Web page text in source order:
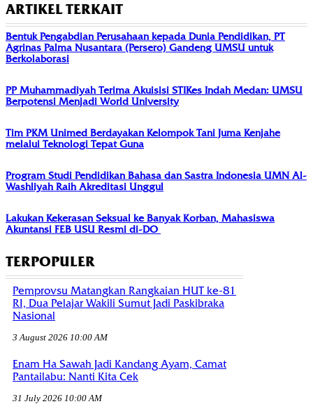
ARTIKEL TERKAIT
Bentuk Pengabdian Perusahaan kepada Dunia Pendidikan, PT
Agrinas Palma Nusantara (Persero) Gandeng UMSU untuk
Berkolaborasi
PP Muhammadiyah Terima Akuisisi STIKes Indah Medan: UMSU
Berpotensi Menjadi World University
Tim PKM Unimed Berdayakan Kelompok Tani Juma Kenjahe
melalui Teknologi Tepat Guna
Program Studi Pendidikan Bahasa dan Sastra Indonesia UMN Al-
Washliyah Raih Akreditasi Unggul
Lakukan Kekerasan Seksual ke Banyak Korban, Mahasiswa
Akuntansi FEB USU Resmi di-DO
TERPOPULER
Pemprovsu Matangkan Rangkaian HUT ke-81
RI, Dua Pelajar Wakili Sumut Jadi Paskibraka
Nasional
3 August 2026 10:00 AM
Enam Ha Sawah Jadi Kandang Ayam, Camat
Pantailabu: Nanti Kita Cek
31 July 2026 10:00 AM